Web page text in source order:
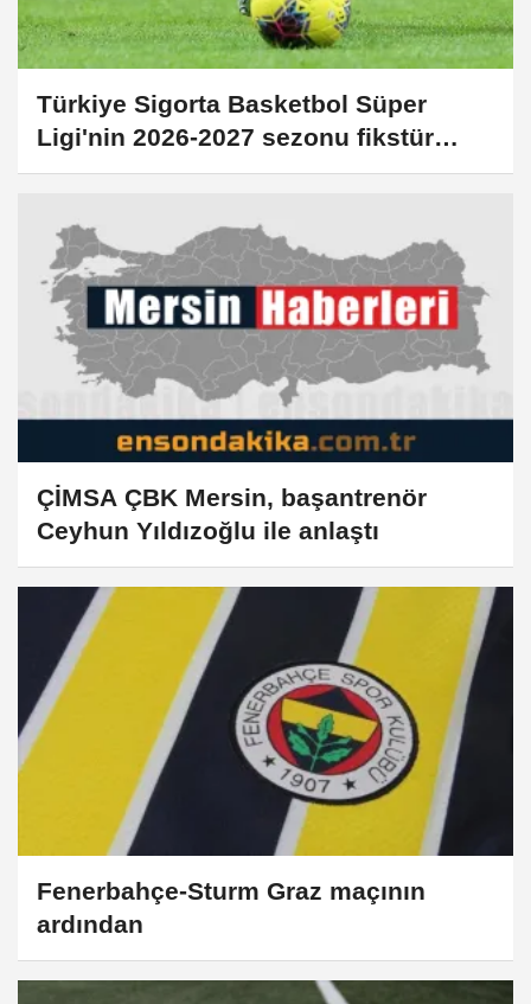
Türkiye Sigorta Basketbol Süper
Ligi'nin 2026-2027 sezonu fikstür
çekimi yapıldı
ÇİMSA ÇBK Mersin, başantrenör
Ceyhun Yıldızoğlu ile anlaştı
Fenerbahçe-Sturm Graz maçının
ardından